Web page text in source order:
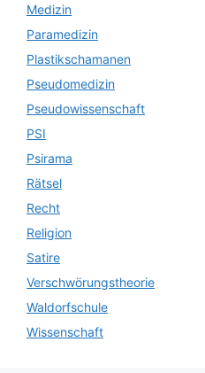
Medizin
Paramedizin
Plastikschamanen
Pseudomedizin
Pseudowissenschaft
PSI
Psirama
Rätsel
Recht
Religion
Satire
Verschwörungstheorie
Waldorfschule
Wissenschaft